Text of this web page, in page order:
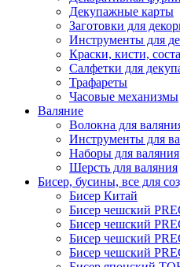
Декупажные карты
Заготовки для
Инструменты для
Краски, кисти,
Салфетки для
Трафареты
Часовые механизмы
Валяние
Волокна для
Инструменты для
Наборы для валяния
Шерсть для валяния
Бисер, бусины, все для
Бисер Китай
Бисер чешский
Бисер чешский
Бисер чешский
Бисер чешский